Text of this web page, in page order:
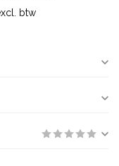
btw